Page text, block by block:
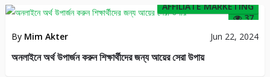
37
AFFILIATE MARKETING
By Mim Akter Jun 22, 2024
অনলাইনে অর্থ উপার্জন করুন শিক্ষার্থীদের জন্য আয়ের সেরা উপায়